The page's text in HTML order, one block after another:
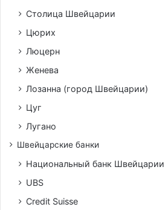
Столица Швейцарии
Цюрих
Люцерн
Женева
Лозанна (город Швейцарии)
Цуг
Лугано
Швейцарские банки
Национальный банк Швейцарии
UBS
Credit Suisse